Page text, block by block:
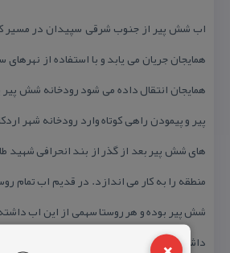
اب شش پیر از جنوب شرقی سپیدان در
همایجان جریان می یابد و با استفاده از
همایجان انتقال داده می شود رودخانه شش
پیر و پیمودن راهی كوتاه وارد رودخانه شهر
های شش پیر بعد از گذر از بند انحرافی شهید
منطقه را به كار می اندازد. در قدیم اب تمام
شش پیر بوده و هر روستا سهمی از این اب
داشتن یك جوی سنگی بزرگ از این اب